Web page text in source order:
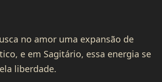
no amor uma expansão de
e em Sagitário, essa energia se
liberdade.